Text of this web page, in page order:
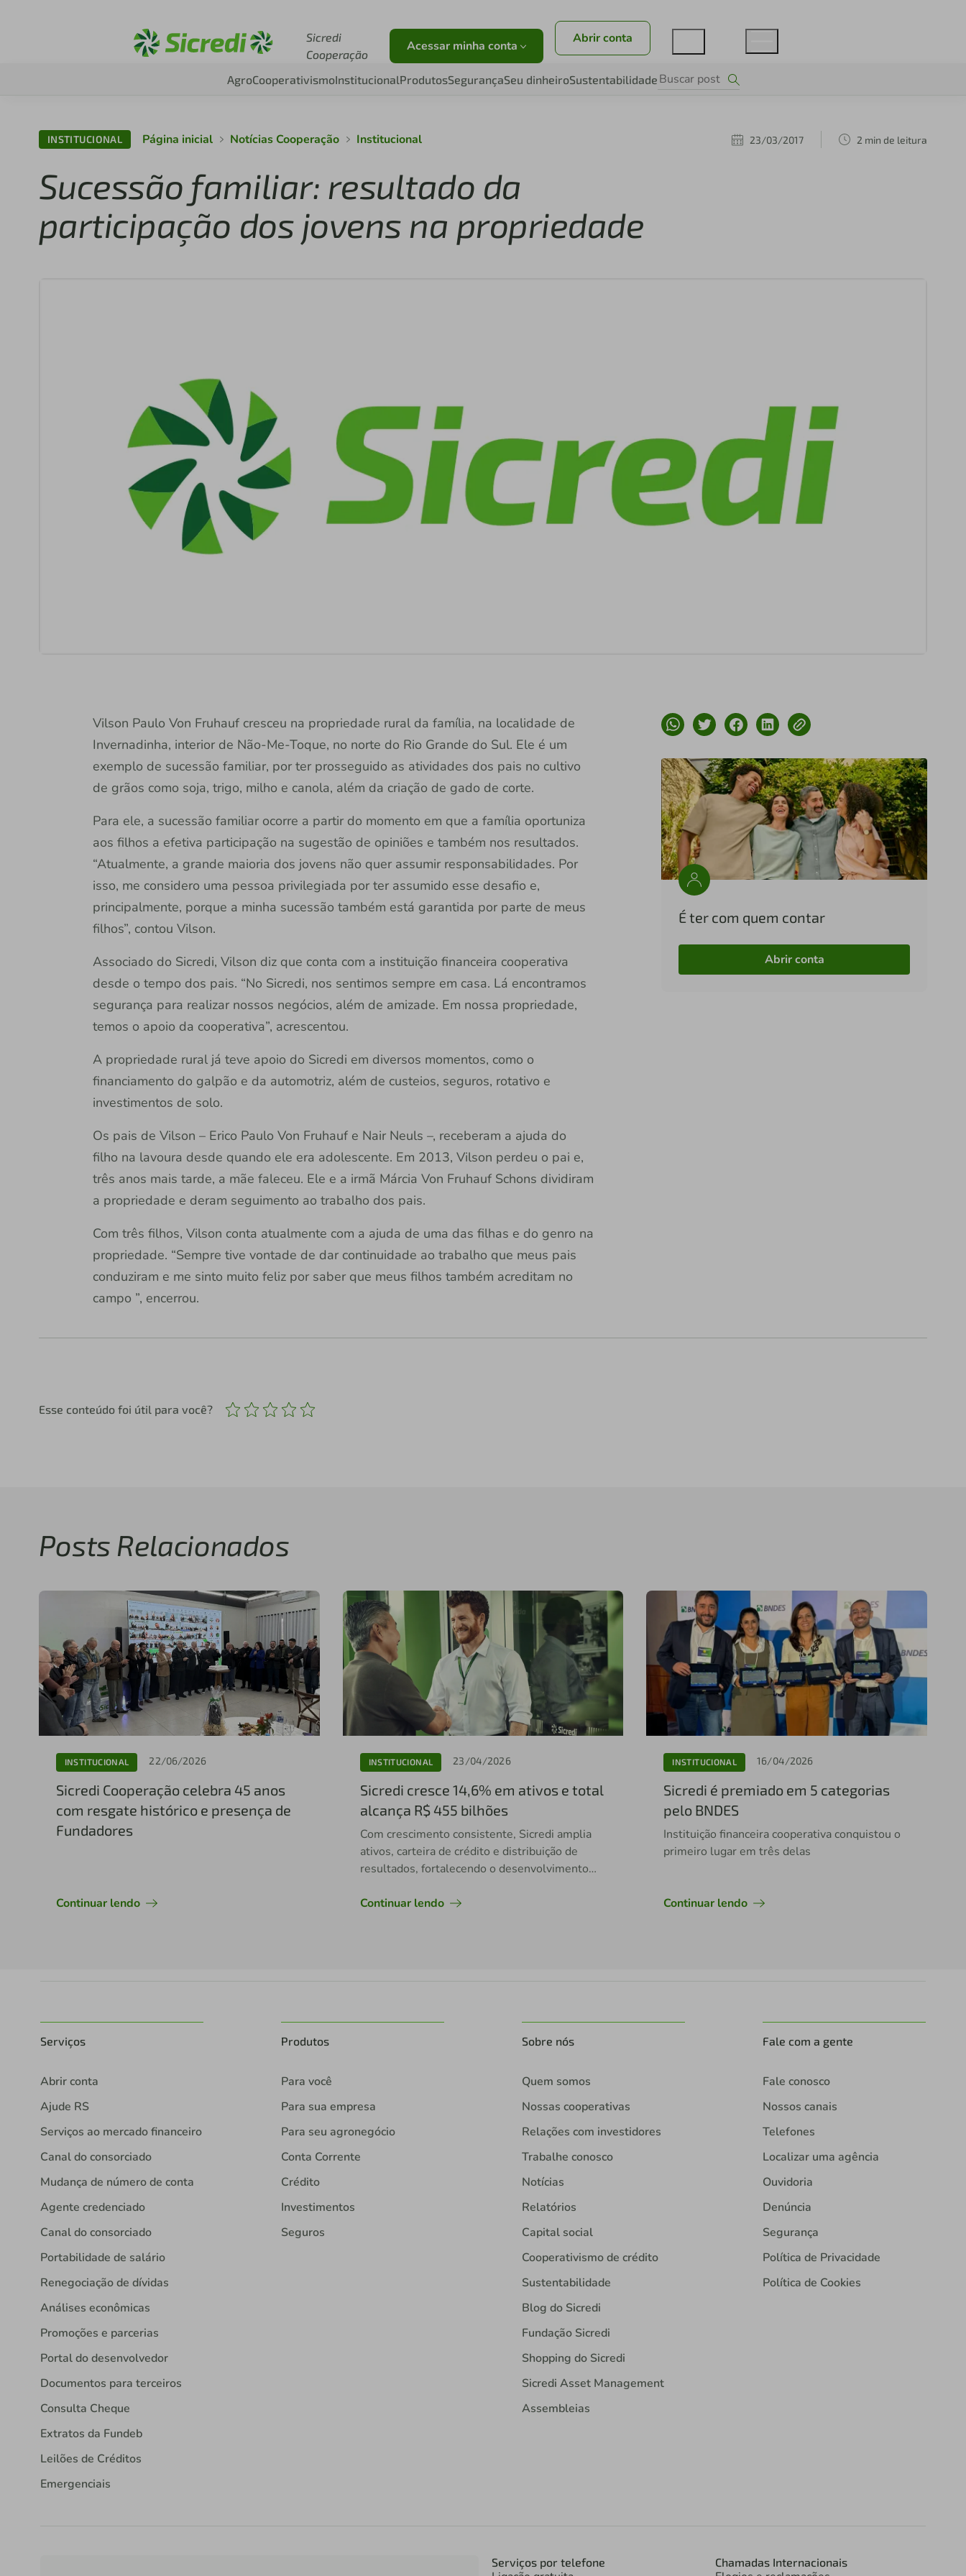
Sicredi
Cooperação
Acessar minha conta Abrir conta
AgroCooperativismoInstitucionalProdutosSegurançaSeu dinheiroSustentabilidade
INSTITUCIONAL Página inicial Notícias Cooperação Institucional 23/03/2017 2 min de leitura
Sucessão familiar: resultado da
participação dos jovens na propriedade
Vilson Paulo Von Fruhauf cresceu na propriedade rural da família, na localidade de
Invernadinha, interior de Não-Me-Toque, no norte do Rio Grande do Sul. Ele é um
exemplo de sucessão familiar, por ter prosseguido as atividades dos pais no cultivo
de grãos como soja, trigo, milho e canola, além da criação de gado de corte.
Para ele, a sucessão familiar ocorre a partir do momento em que a família oportuniza
aos filhos a efetiva participação na sugestão de opiniões e também nos resultados.
“Atualmente, a grande maioria dos jovens não quer assumir responsabilidades. Por
isso, me considero uma pessoa privilegiada por ter assumido esse desafio e,
principalmente, porque a minha sucessão também está garantida por parte de meus
filhos”, contou Vilson.
Associado do Sicredi, Vilson diz que conta com a instituição financeira cooperativa
desde o tempo dos pais. “No Sicredi, nos sentimos sempre em casa. Lá encontramos
segurança para realizar nossos negócios, além de amizade. Em nossa propriedade,
temos o apoio da cooperativa”, acrescentou.
A propriedade rural já teve apoio do Sicredi em diversos momentos, como o
financiamento do galpão e da automotriz, além de custeios, seguros, rotativo e
investimentos de solo.
Os pais de Vilson – Erico Paulo Von Fruhauf e Nair Neuls –, receberam a ajuda do
filho na lavoura desde quando ele era adolescente. Em 2013, Vilson perdeu o pai e,
três anos mais tarde, a mãe faleceu. Ele e a irmã Márcia Von Fruhauf Schons dividiram
a propriedade e deram seguimento ao trabalho dos pais.
Com três filhos, Vilson conta atualmente com a ajuda de uma das filhas e do genro na
propriedade. “Sempre tive vontade de dar continuidade ao trabalho que meus pais
conduziram e me sinto muito feliz por saber que meus filhos também acreditam no
campo ”, encerrou.
É ter com quem contar
Abrir conta
Esse conteúdo foi útil para você?
Posts Relacionados
INSTITUCIONAL 22/06/2026
Sicredi Cooperação celebra 45 anos
com resgate histórico e presença de
Fundadores
Continuar lendo
INSTITUCIONAL 23/04/2026
Sicredi cresce 14,6% em ativos e total
alcança R$ 455 bilhões
Com crescimento consistente, Sicredi amplia
ativos, carteira de crédito e distribuição de
resultados, fortalecendo o desenvolvimento
Continuar lendo
INSTITUCIONAL 16/04/2026
Sicredi é premiado em 5 categorias
pelo BNDES
Instituição financeira cooperativa conquistou o
primeiro lugar em três delas
Continuar lendo
Serviços
Abrir conta
Ajude RS
Serviços ao mercado financeiro
Canal do consorciado
Mudança de número de conta
Agente credenciado
Canal do consorciado
Portabilidade de salário
Renegociação de dívidas
Análises econômicas
Promoções e parcerias
Portal do desenvolvedor
Documentos para terceiros
Consulta Cheque
Extratos da Fundeb
Leilões de Créditos
Emergenciais
Produtos
Para você
Para sua empresa
Para seu agronegócio
Conta Corrente
Crédito
Investimentos
Seguros
Sobre nós
Quem somos
Nossas cooperativas
Relações com investidores
Trabalhe conosco
Notícias
Relatórios
Capital social
Cooperativismo de crédito
Sustentabilidade
Blog do Sicredi
Fundação Sicredi
Shopping do Sicredi
Sicredi Asset Management
Assembleias
Fale com a gente
Fale conosco
Nossos canais
Telefones
Localizar uma agência
Ouvidoria
Denúncia
Segurança
Política de Privacidade
Política de Cookies
Serviços por telefone Chamadas Internacionais